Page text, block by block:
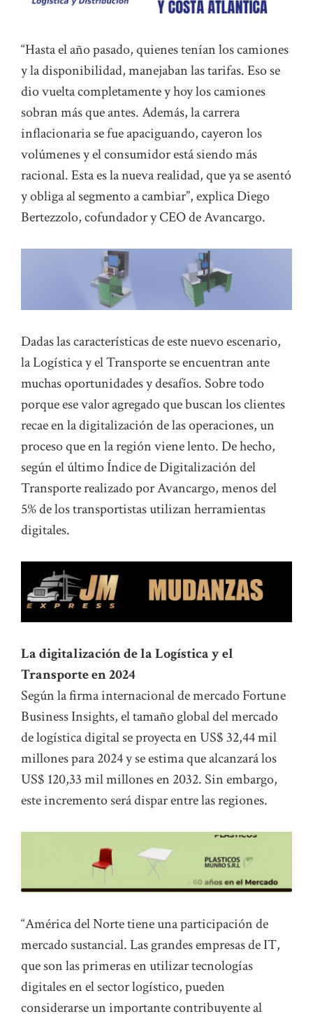
“Hasta el año pasado, quienes tenían los camiones
y la disponibilidad, manejaban las tarifas. Eso se
dio vuelta completamente y hoy los camiones
sobran más que antes. Además, la carrera
inflacionaria se fue apaciguando, cayeron los
volúmenes y el consumidor está siendo más
racional. Esta es la nueva realidad, que ya se asentó
y obliga al segmento a cambiar”, explica Diego
Bertezzolo, cofundador y CEO de Avancargo.
Dadas las características de este nuevo escenario,
la Logística y el Transporte se encuentran ante
muchas oportunidades y desafíos. Sobre todo
porque ese valor agregado que buscan los clientes
recae en la digitalización de las operaciones, un
proceso que en la región viene lento. De hecho,
según el último Índice de Digitalización del
Transporte realizado por Avancargo, menos del
5% de los transportistas utilizan herramientas
digitales.
La digitalización de la Logística y el
Transporte en 2024
Según la firma internacional de mercado Fortune
Business Insights, el tamaño global del mercado
de logística digital se proyecta en US$ 32,44 mil
millones para 2024 y se estima que alcanzará los
US$ 120,33 mil millones en 2032. Sin embargo,
este incremento será dispar entre las regiones.
“América del Norte tiene una participación de
mercado sustancial. Las grandes empresas de IT,
que son las primeras en utilizar tecnologías
digitales en el sector logístico, pueden
considerarse un importante contribuyente al